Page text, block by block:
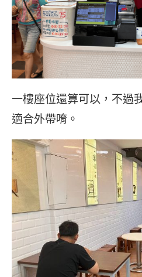
一樓座位還算可以，不過
適合外帶唷。